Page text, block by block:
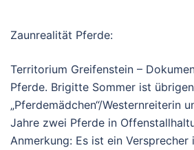
Zaunrealität Pferde:
Territorium Greifenstein –
Pferde. Brigitte Sommer ist
„Pferdemädchen“/Westernreiterin
Jahre zwei Pferde in
Anmerkung: Es ist ein Versprecher